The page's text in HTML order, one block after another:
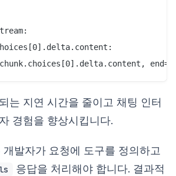
는 지연 시간을 줄이고 채팅 인터
경험을 향상시킵니다.
개발자가 요청에 도구를 정의하고
응답을 처리해야 합니다. 결과적